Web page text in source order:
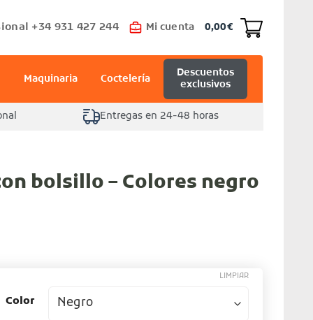
+34 931 427 244 Mi cuenta 0,00€
Maquinaria Coctelería
Descuentos
exclusivos
Entregas en 24-48 horas
bolsillo – Colores negro
Color
LIMPIAR